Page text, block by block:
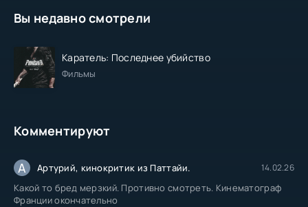
Вы недавно смотрели
Каратель: Последнее убийство
Фильмы
Комментируют
А Артурий, кинокритик из Паттайи. 14.02.26
Какой то бред мерзкий. Противно смотреть. Кинематограф
Франции окончательно